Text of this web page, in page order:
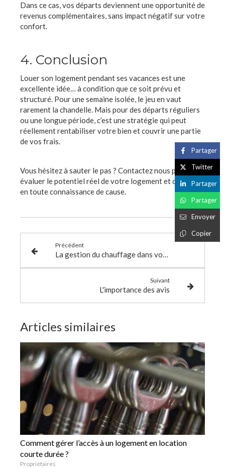
Dans ce cas, vos départs deviennent une opportunité de
revenus complémentaires, sans impact négatif sur votre
confort.
4. Conclusion
Louer son logement pendant ses vacances est une
excellente idée… à condition que ce soit prévu et
structuré. Pour une semaine isolée, le jeu en vaut
rarement la chandelle. Mais pour des départs réguliers
ou une longue période, c’est une stratégie qui peut
réellement rentabiliser votre bien et couvrir une partie
de vos frais.
Vous hésitez à sauter le pas ? Contactez nous pour
évaluer le potentiel réel de votre logement et décider
en toute connaissance de cause.
Précédent
La gestion du chauffage dans votre logement
Suivant
L'importance des avis
Articles similaires
Comment gérer l’accès à un logement en location
courte durée ?
Propriétaires
Partager
Twitter
Partager
Partager
Envoyer
Copier